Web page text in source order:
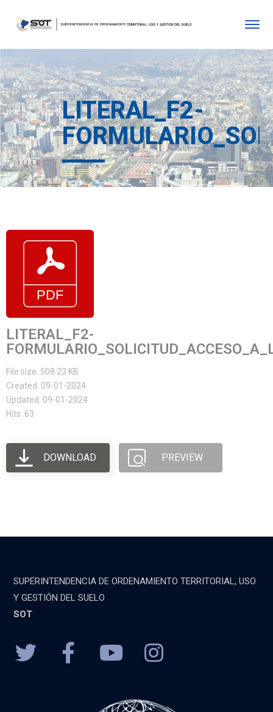
LITERAL_F2-
LITERAL_F2-
File size: 508.23 KB
Created: 09-01-2024
Updated: 09-01-2024
Hits: 63
DOWNLOAD PREVIEW
SUPERINTENDENCIA DE ORDENAMIENTO TERRITORIAL, USO
Y GESTIÓN DEL SUELO
SOT